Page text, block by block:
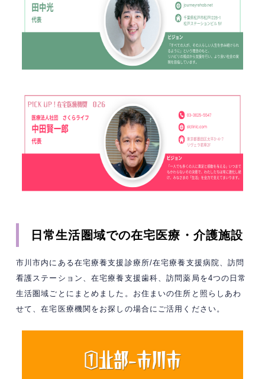
日常生活圏域での在宅医療・介護施設
市川市内にある在宅療養支援診療所/在宅療養支援病院、訪問
看護ステーション、在宅療養支援歯科、訪問薬局を4つの日常
生活圏域ごとにまとめました。お住まいの住所と照らしあわ
せて、在宅医療機関をお探しの場合にご活用ください。